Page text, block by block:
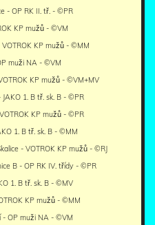
- OP RK II. tř. - ©PR
KP mužů - ©VM
KP mužů - ©MM
muži NA - ©VM
KP mužů - ©VM+MV
1. B tř. sk. B - ©PR
KP mužů - ©PR
1. B tř. sk. B - ©MM
- VOTROK KP mužů - ©RJ
B - OP RK IV. třídy - ©PR
1. B tř. sk. B - ©MV
KP mužů - ©MM
- OP muži NA - ©VM